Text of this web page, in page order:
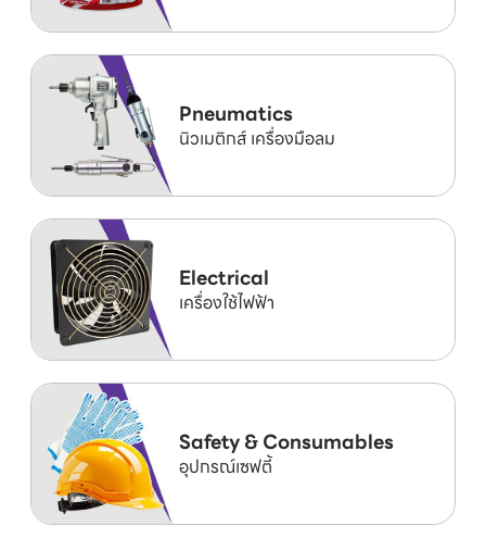
Pneumatics
นิวเมติกส์ เครื่องมือลม
Electrical
เครื่องใช้ไฟฟ้า
Safety & Consumables
อุปกรณ์เซฟตี้